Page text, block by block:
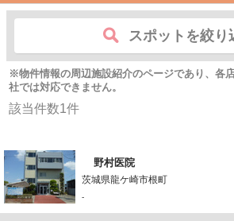
スポットを絞り
※物件情報の周辺施設紹介のページであり、各
社では対応できません。
該当件数1件
野村医院
茨城県龍ケ崎市根町
-